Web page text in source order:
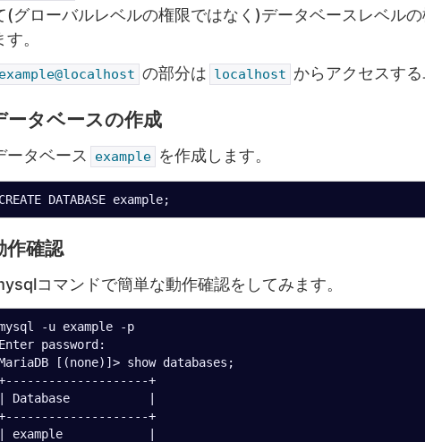
(グローバルレベルの権限ではなく)データベースレベル
す。
example@localhost の部分は localhost からアクセスす
ータベースの作成
ータベース example を作成します。
作確認
コマンドで簡単な動作確認をしてみます。
-u example -p
Enter password:
[(none)]> show databases;
+
| Database           |
+
| example            |